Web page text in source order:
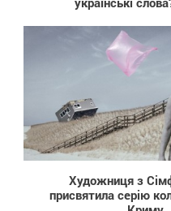
Художниця з
присвятила серію